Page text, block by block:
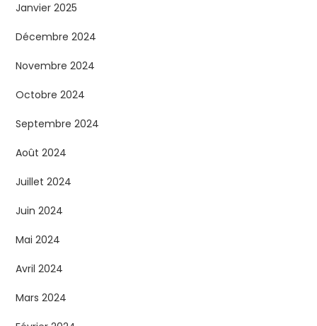
Janvier 2025
Décembre 2024
Novembre 2024
Octobre 2024
Septembre 2024
Août 2024
Juillet 2024
Juin 2024
Mai 2024
Avril 2024
Mars 2024